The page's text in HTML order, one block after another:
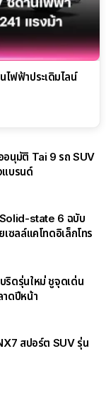
ฟฟ้าประเดิมไลน์
นุมัติ Tai 9 รถ SUV
แบรนด์
state 6 ฉบับ
ซลล์แคโทดอิเล็กโทร
ดรุ่นใหม่ ชูจุดเด่น
ดปีหน้า
สปอร์ต SUV รุ่น